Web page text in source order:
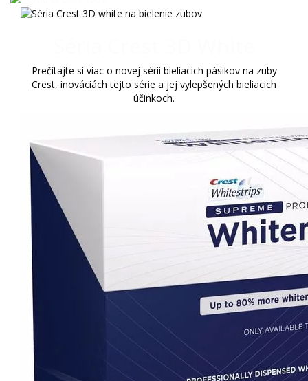
Prečítajte si viac o novej sérii bieliacich pásikov na zuby
Crest, inováciách tejto série a jej vylepšených bieliacich
účinkoch.